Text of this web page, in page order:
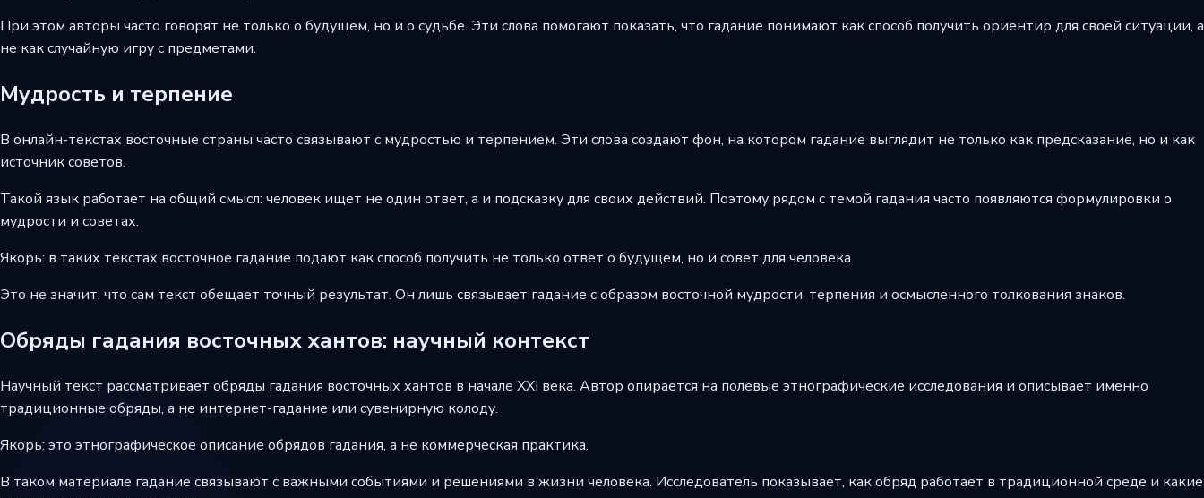
При этом авторы часто говорят не только о будущем, но и о судьбе. Эти слова помогают показать, что гадание понимают как способ получить ориентир для своей ситуации, а
не как случайную игру с предметами.
Мудрость и терпение
В онлайн-текстах восточные страны часто связывают с мудростью и терпением. Эти слова создают фон, на котором гадание выглядит не только как предсказание, но и как
источник советов.
Такой язык работает на общий смысл: человек ищет не один ответ, а и подсказку для своих действий. Поэтому рядом с темой гадания часто появляются формулировки о
мудрости и советах.
Якорь: в таких текстах восточное гадание подают как способ получить не только ответ о будущем, но и совет для человека.
Это не значит, что сам текст обещает точный результат. Он лишь связывает гадание с образом восточной мудрости, терпения и осмысленного толкования знаков.
Обряды гадания восточных хантов: научный контекст
Научный текст рассматривает обряды гадания восточных хантов в начале XXI века. Автор опирается на полевые этнографические исследования и описывает именно
традиционные обряды, а не интернет-гадание или сувенирную колоду.
Якорь: это этнографическое описание обрядов гадания, а не коммерческая практика.
В таком материале гадание связывают с важными событиями и решениями в жизни человека. Исследователь показывает, как обряд работает в традиционной среде и какие